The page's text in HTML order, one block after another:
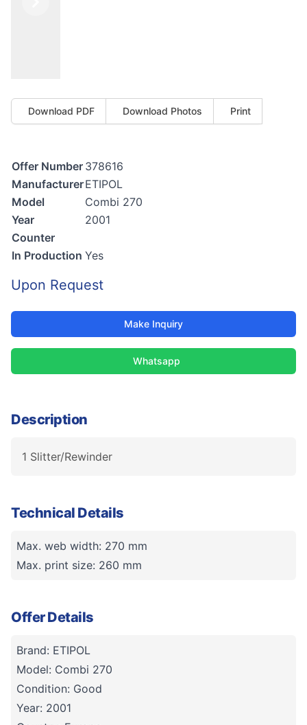
Download PDF Download Photos Print
Offer Number 378616
ManufacturerETIPOL
Model
Combi 270
Year
2001
Counter
In Production Yes
Upon Request
Make Inquiry
Whatsapp
Description
1 Slitter/Rewinder
Technical Details
Max. web width: 270 mm
Max. print size: 260 mm
Offer Details
Brand: ETIPOL
Model: Combi 270
Condition: Good
Year: 2001